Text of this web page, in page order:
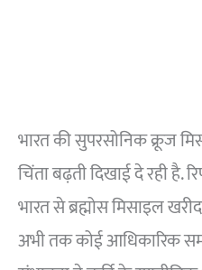
भारत की सुपरसोनिक क्रूज
चिंता बढ़ती दिखाई दे रही है.
भारत से ब्रह्मोस मिसाइल
अभी तक कोई आधिकारिक